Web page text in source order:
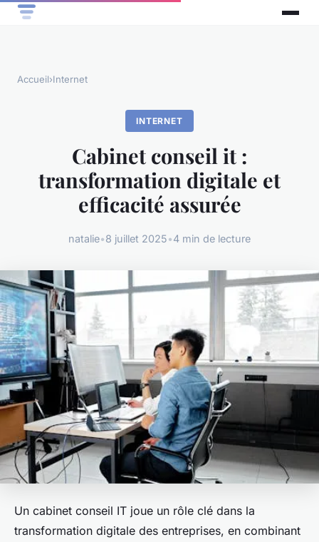
Accueil›Internet
INTERNET
Cabinet conseil it :
transformation digitale et
efficacité assurée
natalie•8 juillet 2025•4 min de lecture
Un cabinet conseil IT joue un rôle clé dans la
transformation digitale des entreprises, en combinant